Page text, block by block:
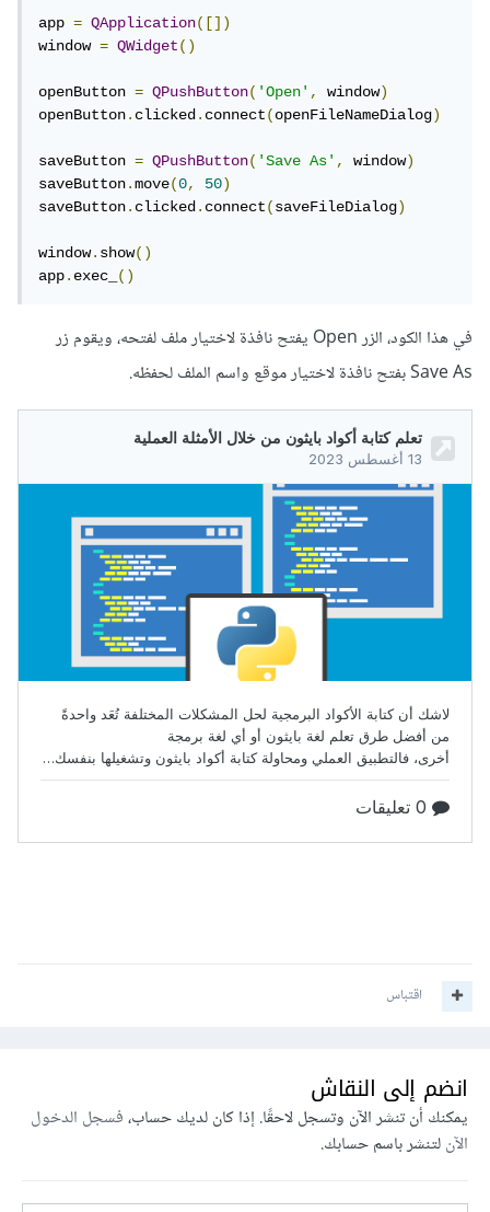
app = QApplication([])
window = QWidget()
openButton = QPushButton('Open', window)
openButton.clicked.connect(openFileNameDialog)
saveButton = QPushButton('Save As', window)
saveButton.move(0, 50)
saveButton.clicked.connect(saveFileDialog)
window.show()
app.exec_()
في هذا الكود، الزر Open يفتح نافذة لاختيار ملف لفتحه، ويقوم زر
Save As بفتح نافذة لاختيار موقع واسم الملف لحفظه.
اقتباس
انضم إلى النقاش
يمكنك أن تنشر الآن وتسجل لاحقًا. إذا كان لديك حساب،فسجل الدخول
الآنلتنشر باسم حسابك.